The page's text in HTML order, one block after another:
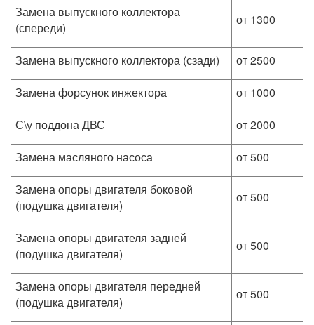
Замена выпускного коллектора
(спереди)
от 1300
Замена выпускного коллектора (сзади)
от 2500
Замена форсунок инжектора
от 1000
С\у поддона ДВС
от 2000
Замена масляного насоса
от 500
Замена опоры двигателя боковой
(подушка двигателя)
от 500
Замена опоры двигателя задней
(подушка двигателя)
от 500
Замена опоры двигателя передней
(подушка двигателя)
от 500